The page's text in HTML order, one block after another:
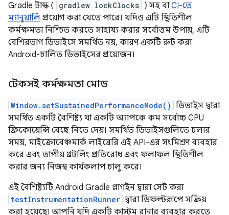
Gradle টাস্ক (
gradlew lockClocks ) সহ বাCI-তে
ম্যানুয়ালি প্রয়োগ করা যেতে পারে। যদিও এটি স্থিতিশীল
কর্মক্ষমতা নিশ্চিত করতে সাহায্য করার সর্বোত্তম উপায়, এটি
বেশিরভাগ ডিভাইসে সমর্থিত নয়, কারণ একটি রুট করা
Android-চালিত ডিভাইসের প্রয়োজন।
টেকসই কর্মক্ষমতা মোড
Window.setSustainedPerformanceMode() ডিভাইস দ্বারা
সমর্থিত একটি বৈশিষ্ট্য যা একটি অ্যাপকে কম সর্বোচ্চ CPU
ফ্রিকোয়েন্সি বেছে নিতে দেয়। সমর্থিত ডিভাইসগুলিতে চলার
সময়, মাইক্রোবেঞ্চমার্ক লাইব্রেরি এই API-এর সংমিশ্রণ ব্যবহার
করে এবং তাপীয় থ্রটলিং প্রতিরোধ এবং ফলাফল স্থিতিশীল
করার জন্য নিজস্ব কার্যকলাপ চালু করে।
এই বৈশিষ্ট্যটি Android Gradle প্লাগইন দ্বারা সেট করা
testInstrumentationRunner দ্বারা ডিফল্টরূপে সক্রিয়
করা হয়েছে৷ আপনি যদি একটি কাস্টম রানার ব্যবহার করতে